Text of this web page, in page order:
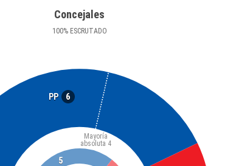
Concejales
100%ESCRUTADO
PP 6
Mayoría
absoluta 4
5